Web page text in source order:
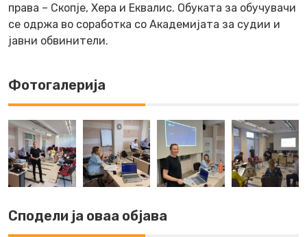
права – Скопје, Хера и Еквалис. Обуката за обучувачи
се одржа во соработка со Академијата за судии и
јавни обвинители.
Фотогалерија
Сподели ја оваа објава